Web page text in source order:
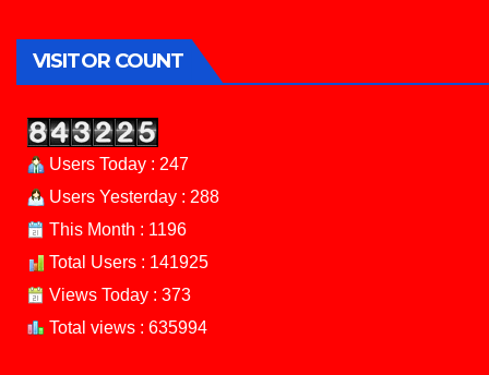
VISITOR COUNT
Users Today : 247
Users Yesterday : 288
This Month : 1196
Total Users : 141925
Views Today : 373
Total views : 635994